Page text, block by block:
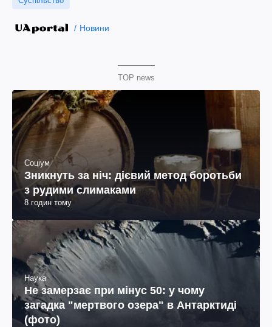
Новини
TOP news
Соціум
Зникнуть за ніч: дієвий метод боротьби
з рудими слимаками
8 годин тому
Наука
Не замерзає при мінус 50: у чому
загадка "мертвого озера" в Антарктиді
(фото)